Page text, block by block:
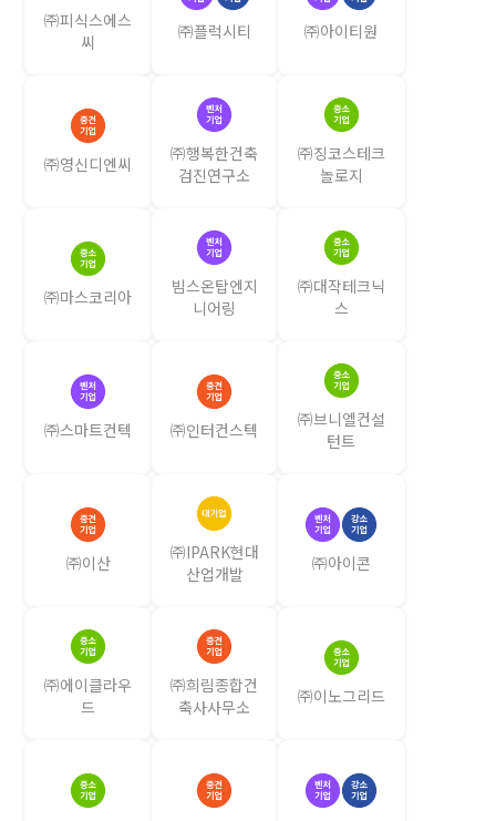
㈜피식스에스
씨
㈜플럭시티 ㈜아이티원
㈜영신디엔씨
㈜행복한건축
검진연구소
㈜징코스테크
놀로지
㈜마스코리아
빔스온탑엔지
니어링
㈜대작테크닉
스
㈜스마트컨텍 ㈜인터컨스텍
㈜브니엘컨설
턴트
㈜이산
㈜IPARK현대
산업개발
㈜아이콘
㈜에이클라우
드
㈜희림종합건
축사사무소
㈜이노그리드